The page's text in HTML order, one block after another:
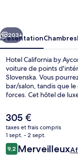
Suivant
203+
PrésentationChambres
Hotel California by
voiture de points
Slovenska. Vous
bar/salon, tandis que
forces. Cet hôtel de
Le
prix
actuel
est
de
305 €
taxes et frais compris
1 sept. - 2 sept.
Avis
voyageurs
9,29,2 sur 10
Merveilleux